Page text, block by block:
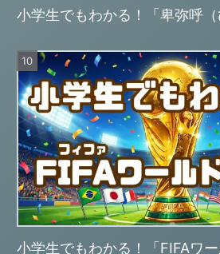
小学生でもわかる！「卑弥呼（
小学生でもわかる！「FIFAワー